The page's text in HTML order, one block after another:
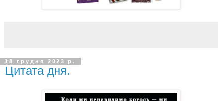
18 грудня 2023 р.
Цитата дня.